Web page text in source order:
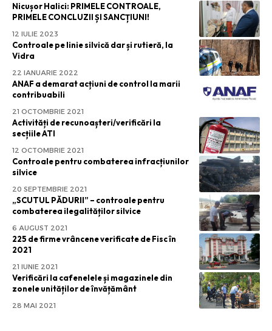
Nicușor Halici: PRIMELE CONTROALE,
PRIMELE CONCLUZII ȘI SANCȚIUNI!
12 IULIE 2023
Controale pe linie silvică dar și rutieră, la
Vidra
22 IANUARIE 2022
ANAF a demarat acțiuni de control la marii
contribuabili
21 OCTOMBRIE 2021
Activități de recunoașteri/verificări la
secțiile ATI
12 OCTOMBRIE 2021
Controale pentru combaterea infracțiunilor
silvice
20 SEPTEMBRIE 2021
„SCUTUL PĂDURII” – controale pentru
combaterea ilegalităților silvice
6 AUGUST 2021
225 de firme vrâncene verificate de Fisc în
2021
21 IUNIE 2021
Verificări la cafenelele și magazinele din
zonele unităților de învățământ
28 MAI 2021